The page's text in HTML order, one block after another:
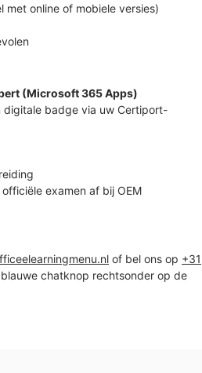
online of mobiele versies)
(Microsoft 365 Apps)
badge via uw Certiport-
examen af bij OEM
of bel ons op +31
chatknop rechtsonder op de